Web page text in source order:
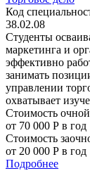
Код
38.02.08
Студенты
маркетинга и
эффективно
занимать
управлении
охватывает
Стоимость
от 70 000 Р в год
Стоимость
от 20 000 Р в год
Подробнее